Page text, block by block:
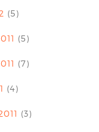
(5)
(5)
(7)
(4)
(3)